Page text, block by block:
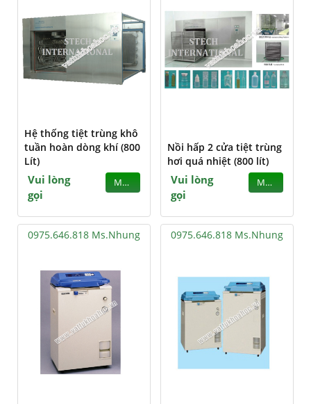
Hệ thống tiệt trùng khô
tuần hoàn dòng khí (800
Lít)
Vui lòng
gọi
MUA
Nồi hấp 2 cửa tiệt trùng
hơi quá nhiệt (800 lít)
Vui lòng
gọi
MUA
0975.646.818 Ms.Nhung 0975.646.818 Ms.Nhung